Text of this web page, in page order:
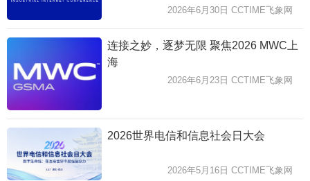
2026年6月30日 CCTIME飞象网
连接之妙，逐梦无限 聚焦2026 MWC上
海
2026年6月23日 CCTIME飞象网
2026世界电信和信息社会日大会
2026年5月16日 CCTIME飞象网